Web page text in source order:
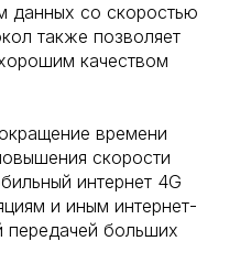
данных со скоростью
также позволяет
качеством
времени
скорости
интернет 4G
и иным интернет-
передачей больших